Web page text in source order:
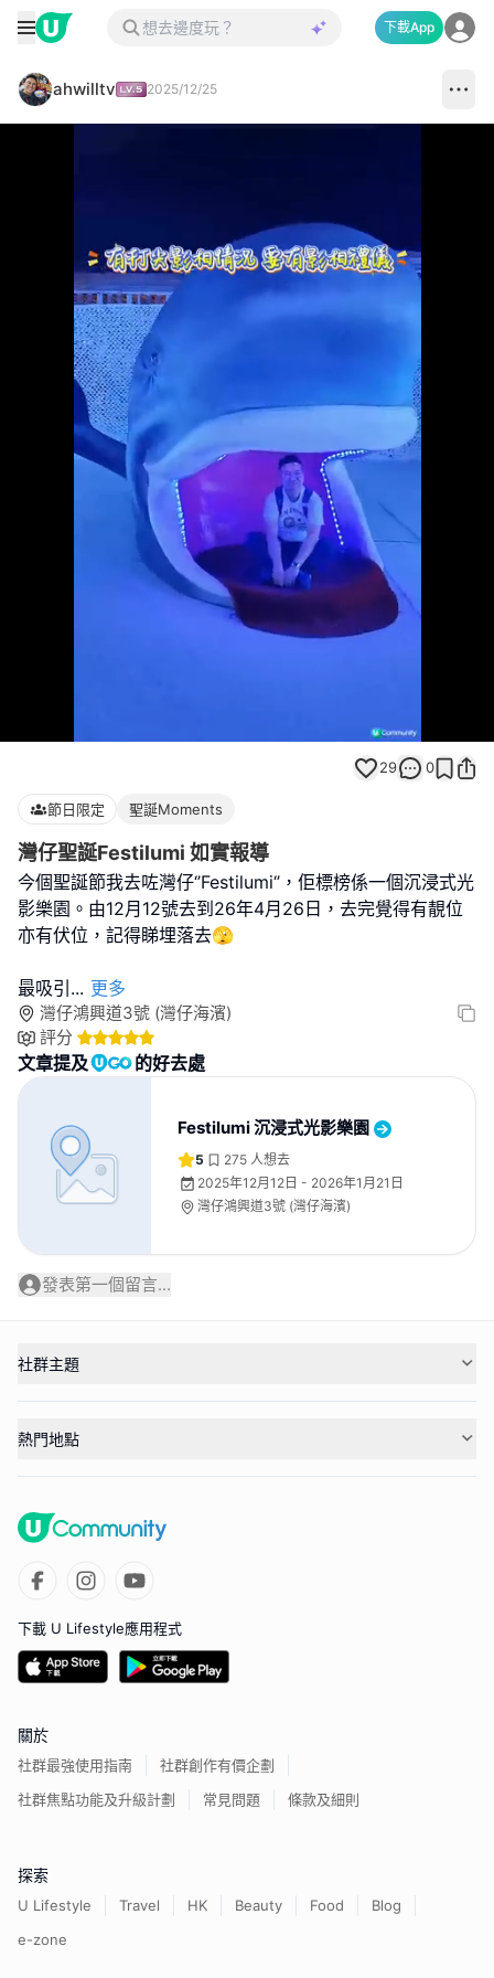
下載App
ahwilltv 2025/12/25
100.00%
29 0
節日限定 聖誕Moments
灣仔聖誕Festilumi 如實報導
今個聖誕節我去咗灣仔‘’Festilumi‘’，佢標榜係一個沉浸式光
影樂園。由12月12號去到26年4月26日，去完覺得有靚位
亦有伏位，記得睇埋落去🫣
最吸引 ... 更多
灣仔鴻興道3號 (灣仔海濱)
評分
文章提及 的好去處
Festilumi 沉浸式光影樂園
5 275 人想去
2025年12月12日 - 2026年1月21日
灣仔鴻興道3號 (灣仔海濱)
發表第一個留言...
社群主題
熱門地點
下載 U Lifestyle應用程式
關於
社群最強使用指南
社群創作有價企劃
社群焦點功能及升級計劃
常見問題 條款及細則
探索
U Lifestyle Travel HK Beauty Food
Blog
e-zone